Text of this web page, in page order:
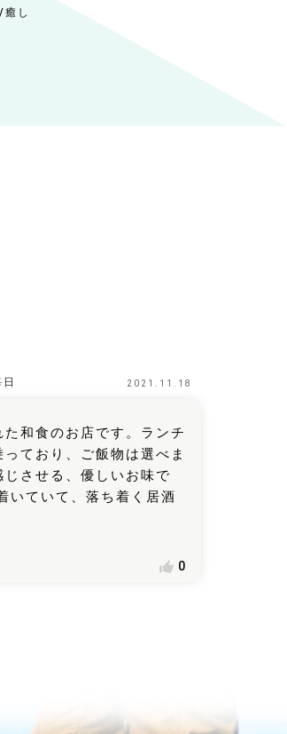
/癒し
2021.11.18
和食のお店です。ランチ
ており、ご飯物は選べま
させる、優しいお味で
いていて、落ち着く居酒
0